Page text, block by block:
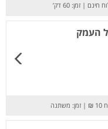
חינם | זמן: 60 דק’
העמק
₪
| זמן: משתנה